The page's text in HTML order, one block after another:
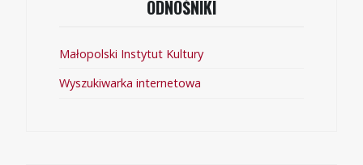
ODNOŚNIKI
Małopolski Instytut Kultury
Wyszukiwarka internetowa